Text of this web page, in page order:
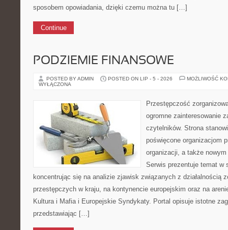
sposobem opowiadania, dzięki czemu można tu […]
Continue
PODZIEMIE FINANSOWE
POSTED BY ADMIN POSTED ON LIP - 5 - 2026
MOŻLIWOŚĆ
WYŁĄCZONA
Przestępczość
ogromne zainteresowanie
czytelników. Strona
poświęcone organizacjom
organizacji, a także
Serwis prezentuje temat w
koncentrując się na analizie zjawisk związanych z działalnością
przestępczych w kraju, na kontynencie europejskim oraz na
Kultura i Mafia i Europejskie Syndykaty. Portal opisuje istotne
przedstawiając […]